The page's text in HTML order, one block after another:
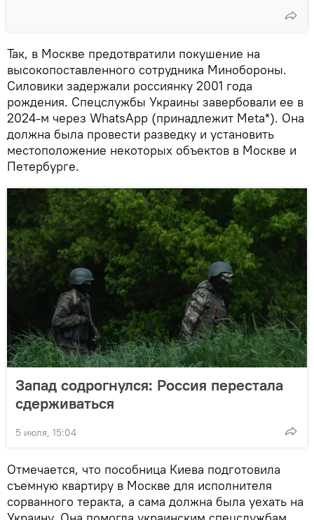
Так, в Москве предотвратили покушение на
высокопоставленного сотрудника Минобороны.
Силовики задержали россиянку 2001 года
рождения. Спецслужбы Украины завербовали ее в
2024-м через WhatsApp (принадлежит Meta*). Она
должна была провести разведку и установить
местоположение некоторых объектов в Москве и
Петербурге.
Запад содрогнулся: Россия перестала
сдерживаться
5 июля, 15:04
Отмечается, что пособница Киева подготовила
съемную квартиру в Москве для исполнителя
сорванного теракта, а сама должна была уехать на